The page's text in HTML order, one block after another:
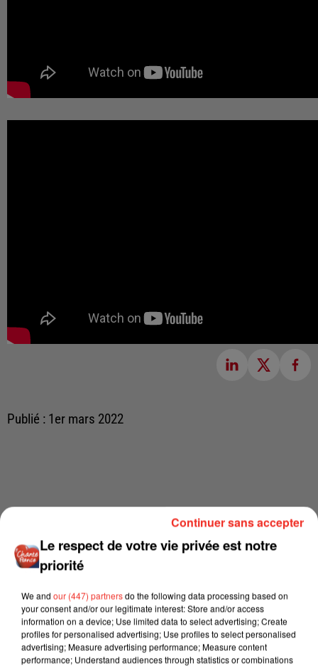
Publié : 1er mars 2022
Le respect de votre vie privée est notre
priorité
We and our (447) partnersdo the following data processing based on
your consent and/or our legitimate interest: Store and/or access
information on a device; Use limited data to select advertising; Create
profiles for personalised advertising; Use profiles to select personalised
advertising; Measure advertising performance; Measure content
performance; Understand audiences through statistics or combinations
Continuer sans accepter